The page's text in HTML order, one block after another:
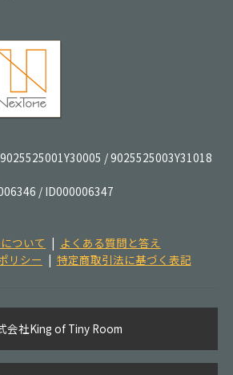
/ 9025525003Y31018
/ ID000006347
ついて
よくある質問と答え
リシー
特定商取引法に基づく表記
会社King of Tiny Room